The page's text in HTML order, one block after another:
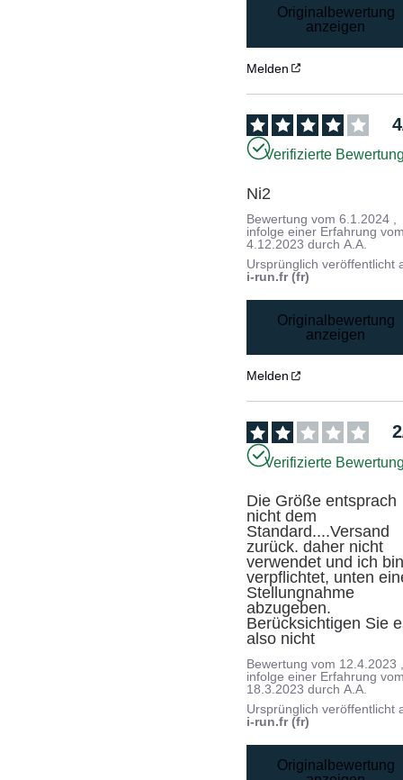
Originalbewertung
anzeigen
Melden
4
Verifizierte
Ni2
Bewertung vom6.1.2024
infolge einer Erfahrung
4.12.2023 durchA.A.
Ursprünglich veröffentlicht
i-run.fr (fr)
Originalbewertung
anzeigen
Melden
2
Verifizierte
Die Größe entsprach
nicht dem
Standard....Versand
zurück. daher nicht
verwendet und ich
verpflichtet, unten
Stellungnahme
abzugeben.
Berücksichtigen Sie
also nicht
Bewertung vom 12.4.2023
infolge einer Erfahrung
18.3.2023 durchA.A.
Ursprünglich veröffentlicht
i-run.fr (fr)
Originalbewertung